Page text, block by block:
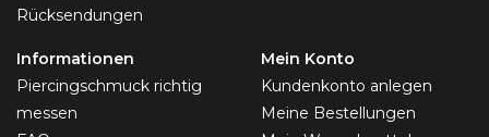
Rücksendungen
Informationen
Piercingschmuck richtig
messen
Mein Konto
Kundenkonto anlegen
Meine Bestellungen